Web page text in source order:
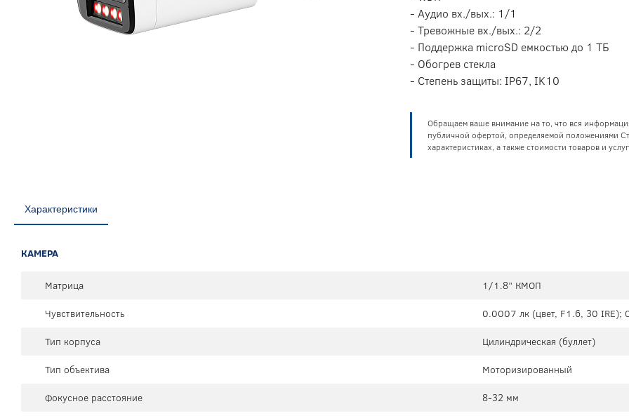
- Аудио вх./вых.: 1/1
- Тревожные вх./вых.: 2/2
- Поддержка microSD емкостью до 1 ТБ
- Обогрев стекла
- Степень защиты: IP67, IK10
Обращаем ваше внимание на то, что вся
публичной офертой, определяемой положениями
характеристиках, а также стоимости товаров и
Характеристики
КАМЕРА
Матрица
1/1.8” КМОП
Чувствительность
0.0007 лк (цвет, F1.6, 30 IRE);
Тип корпуса
Цилиндрическая (буллет)
Тип объектива
Моторизированный
Фокусное расстояние
8-32 мм